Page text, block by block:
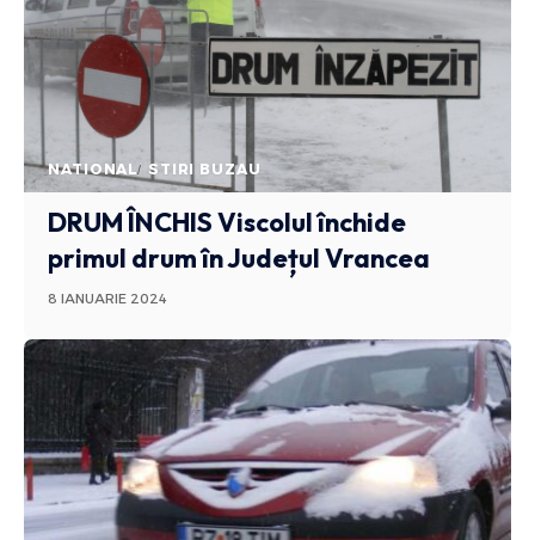
NATIONAL STIRI BUZAU
DRUM ÎNCHISViscolul închide
primul drum în Județul Vrancea
8 IANUARIE 2024